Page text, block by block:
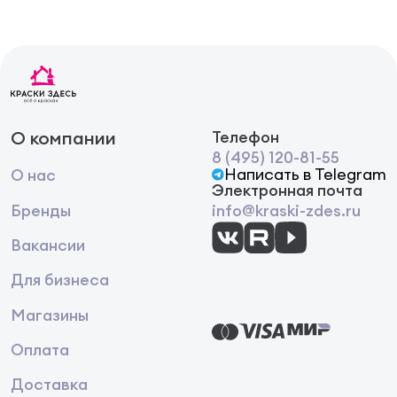
О компании
О нас
Бренды
Вакансии
Для бизнеса
Магазины
Оплата
Доставка
Телефон
8 (495) 120-81-55
Написать в Telegram
Электронная почта
info@kraski-zdes.ru